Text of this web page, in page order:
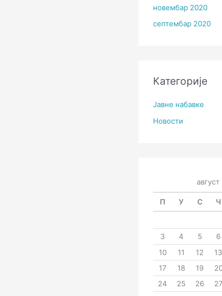
новембар 2020
септембар 2020
Категорије
Јавне набавке
Новости
П У С Ч
3
4 5 6
10
11 12 13
17
18 19
24
25 26 27